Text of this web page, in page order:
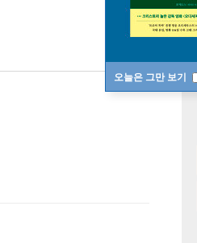
오늘은 그만 보기